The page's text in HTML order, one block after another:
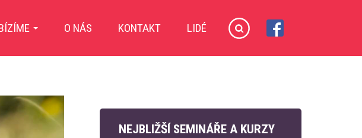
O NÁS KONTAKT LIDÉ
NEJBLIŽŠÍ SEMINÁŘE A KURZY